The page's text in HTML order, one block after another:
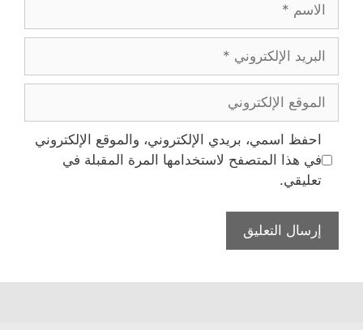
البريد
الإلكتروني
الموقع
الإلكتروني
احفظ اسمي، بريدي الإلكتروني، والموقع الإلكتروني
في هذا المتصفح لاستخدامها المرة المقبلة في
تعليقي.